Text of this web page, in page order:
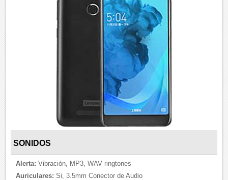
SONIDOS
Alerta: Vibración, MP3, WAV ringtones
Auriculares: Si, 3.5mm Conector de Audio